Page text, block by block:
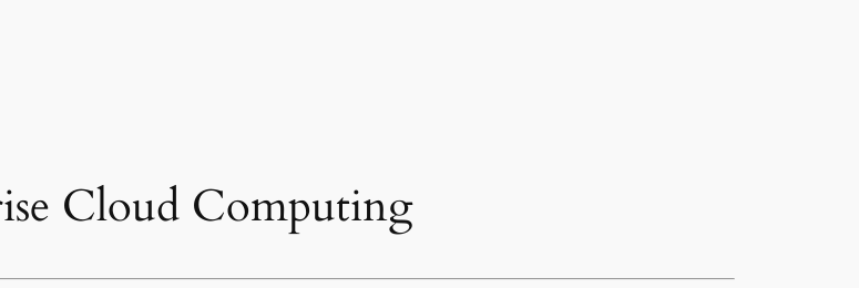
Cloud Computing